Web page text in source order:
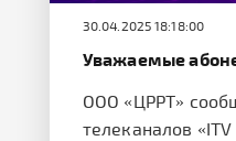
30.04.2025 18:18:00
Уважаемые
ООО «ЦРРТ»
телеканалов